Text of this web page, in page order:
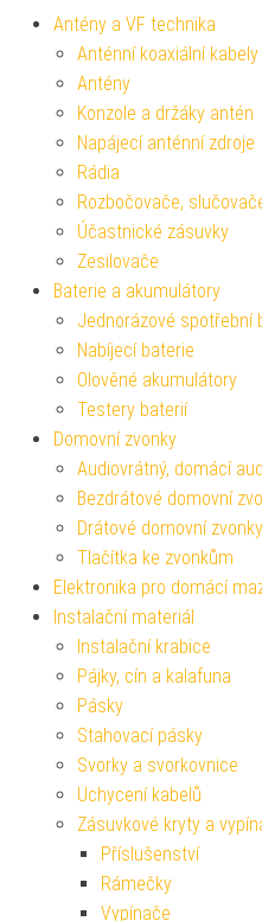
Antény a VF technika
Anténní koaxiální kabely
Antény
Konzole a držáky antén
Napájecí anténní zdroje
Rádia
Rozbočovače,
Účastnické zásuvky
Zesilovače
Baterie a akumulátory
Jednorázové spotřební
Nabíjecí baterie
Olověné akumulátory
Testery baterií
Domovní zvonky
Audiovrátný, domácí
Bezdrátové domovní
Drátové domovní zvonky
Tlačítka ke zvonkům
Elektronika pro domácí
Instalační materiál
Instalační krabice
Pájky, cín a kalafuna
Pásky
Stahovací pásky
Svorky a svorkovnice
Uchycení kabelů
Zásuvkové kryty a
Příslušenství
Rámečky
Vypínače